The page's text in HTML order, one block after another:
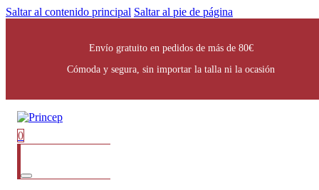
Saltar al contenido principal Saltar al pie de página
Envío gratuito en pedidos de más de 80€
Cómoda y segura, sin importar la talla ni la ocasión
0